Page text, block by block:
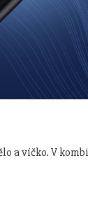
a víčko. V